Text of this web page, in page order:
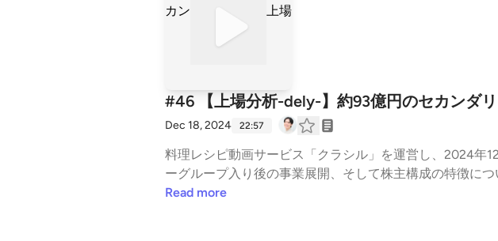
#46 【上場分析-dely-】約93億円のセカンダ
Dec 18, 2024 22:57
料理レシピ動画サービス「クラシル」を運営し、2024年
ーグループ入り後の事業展開、そして株主構成の特徴について詳しく解説します。 ▼トピ
変遷 ・ヤフーグループ入りでは約93億円のセカンダリー
Read more